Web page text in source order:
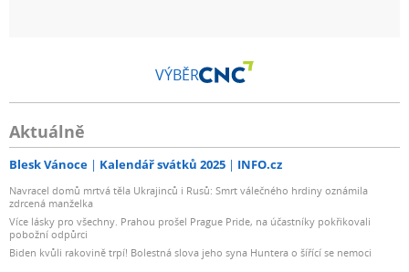
VÝBĚR
Aktuálně
Blesk Vánoce Kalendář svátků 2025 INFO.cz
Navracel domů mrtvá těla Ukrajinců i Rusů: Smrt válečného hrdiny oznámila
zdrcená manželka
Více lásky pro všechny. Prahou prošel Prague Pride, na účastníky pokřikovali
pobožní odpůrci
Biden kvůli rakovině trpí! Bolestná slova jeho syna Huntera o šířící se nemoci